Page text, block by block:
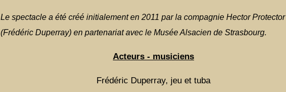
Le spectacle a été créé initialement en 2011 par la compagnie Hector Protector
(Frédéric Duperray) en partenariat avec le Musée Alsacien de Strasbourg.
Acteurs - musiciens
Frédéric Duperray, jeu et tuba